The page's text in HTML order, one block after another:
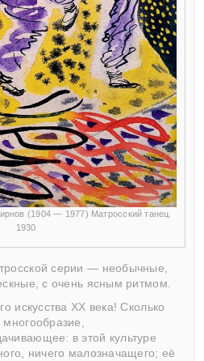
(1904 — 1977) Матросский танец.
1930
серии — необычные,
с очень ясным ритмом.
искусства ХХ века! Сколько
в этой культуре
ничего малозначащего; её